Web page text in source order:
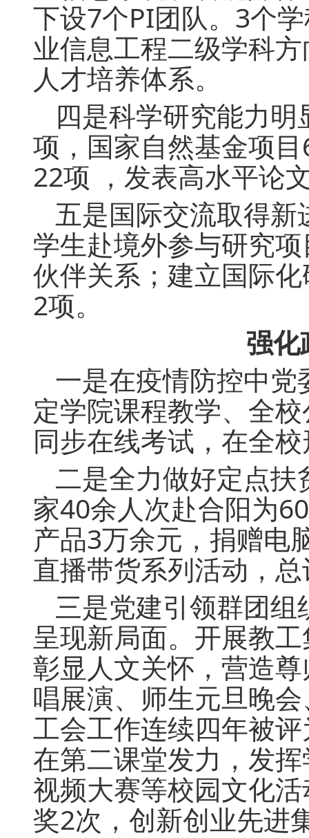
下设7个PI团队。3个
业信息工程二级学科
人才培养体系。
四是科学研究能力明
项，国家自然基金项
22项 ，发表高水平论
五是国际交流取得
学生赴境外参与研究
伙伴关系；建立国际
2项。
强
一是在疫情防控中
定学院课程教学、全
同步在线考试，在全
二是全力做好定点
家40余人次赴合阳为
产品3万余元，捐赠电
直播带货系列活动，
三是党建引领群团
呈现新局面。开展教
彰显人文关怀，营造
唱展演、师生元旦晚
工会工作连续四年被
在第二课堂发力，发
视频大赛等校园文化
奖2次，创新创业先进